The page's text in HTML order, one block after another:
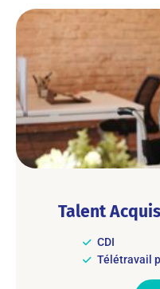
Talent
CDI
Télétravail